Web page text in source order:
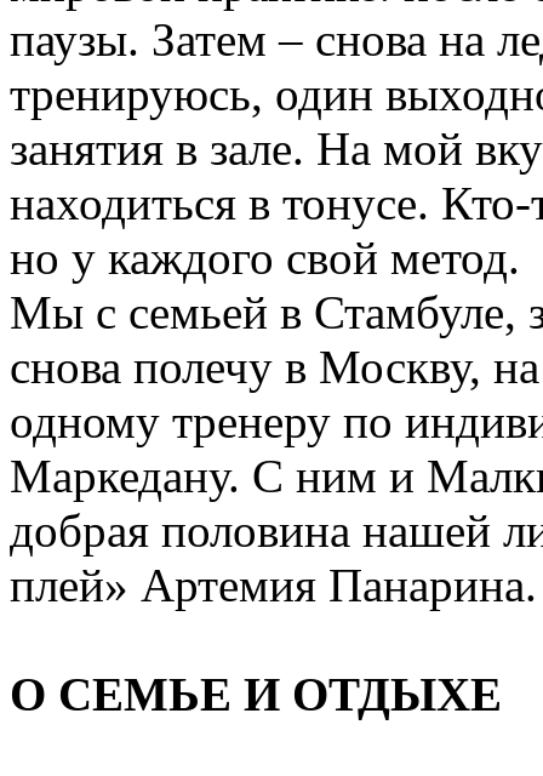
паузы. Затем – снова на
тренируюсь, один
занятия в зале. На мой
находиться в тонусе.
но у каждого свой метод.
Мы с семьей в Стамбуле,
снова полечу в Москву,
одному тренеру по
Маркедану. С ним и
добрая половина нашей
плей» Артемия Панарина.
О СЕМЬЕ И ОТДЫХЕ